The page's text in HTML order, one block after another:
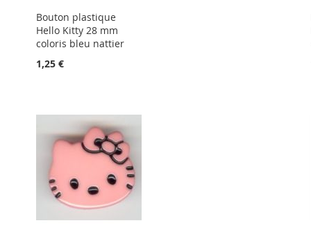
Bouton plastique
Hello Kitty 28 mm
coloris bleu nattier
1,25 €